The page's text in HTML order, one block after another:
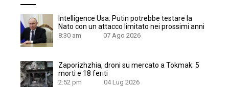
Intelligence Usa: Putin potrebbe testare la
Nato con un attacco limitato nei prossimi anni
8:30 am 07 Ago 2026
Zaporizhzhia, droni su mercato a Tokmak: 5
morti e 18 feriti
2:52 pm 04 Lug 2026